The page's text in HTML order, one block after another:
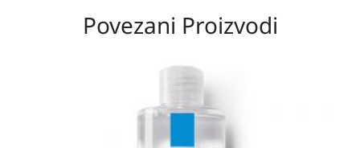
Povezani Proizvodi